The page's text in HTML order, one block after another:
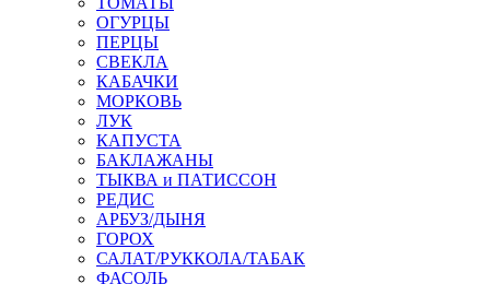
ОГУРЦЫ
ПЕРЦЫ
СВЕКЛА
КАБАЧКИ
МОРКОВЬ
ЛУК
КАПУСТА
БАКЛАЖАНЫ
ТЫКВА и ПАТИССОН
РЕДИС
АРБУЗ/ДЫНЯ
ГОРОХ
САЛАТ/РУККОЛА/ТАБАК
ФАСОЛЬ